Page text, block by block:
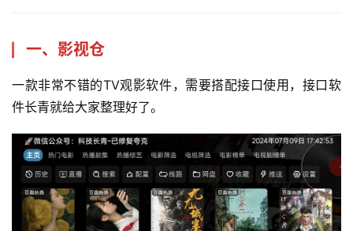
一、影视仓
一款非常不错的TV观影软件，需要搭配接口使用，接口软
件长青就给大家整理好了。